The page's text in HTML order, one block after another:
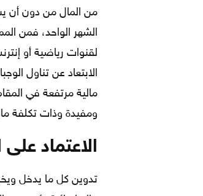
من المال من دون أن
الشهر الواحد، فمن
لقنوات رياضية أو
الابتعاد عن تناول
مالية مرتفعة في
ومفيدة وذات تكلفة
الاعتماد على
تدوين كل ما يدخل